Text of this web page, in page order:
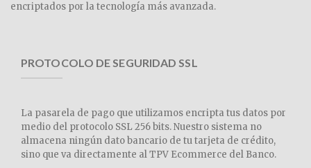
encriptados por la tecnología más avanzada.
PROTOCOLO DE SEGURIDAD SSL
La pasarela de pago que utilizamos encripta tus datos por
medio del protocolo SSL 256 bits. Nuestro sistema no
almacena ningún dato bancario de tu tarjeta de crédito,
sino que va directamente al TPV Ecommerce del Banco.